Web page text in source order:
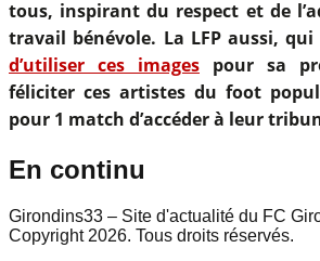
tous, inspirant du respect et de
travail bénévole. La LFP aussi,
d’utiliser ces images pour sa
féliciter ces artistes du foot
pour 1 match d’accéder à leur
En continu
Girondins33 – Site d'actualité du FC
Copyright 2026. Tous droits réservés.